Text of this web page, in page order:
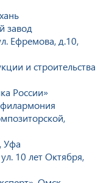
завод
Ефремова, д.10,
и строительства
России»
филармония
Уфа
10 лет Октября,